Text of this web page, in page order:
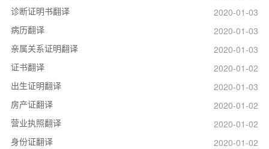
诊断证明书翻译
2020-01-03
病历翻译
2020-01-03
亲属关系证明翻译
2020-01-03
证书翻译
2020-01-02
出生证明翻译
2020-01-03
房产证翻译
2020-01-02
营业执照翻译
2020-01-02
身份证翻译
2020-01-02